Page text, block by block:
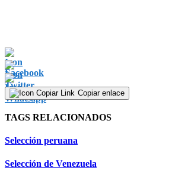
Copiar enlace
TAGS RELACIONADOS
Selección peruana
Selección de Venezuela